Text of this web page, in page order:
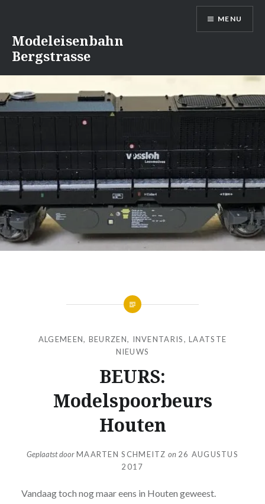
inhoud
springen
Modeleisenbahn
Bergstrasse
MENU
ALGEMEEN, BEURZEN, INVENTARIS,LAATSTE
NIEUWS
BEURS:
Modelspoorbeurs
Houten
Geplaatst doorMAARTEN SCHMEITZ on 26 AUGUSTUS
2017
Vandaag toch nog maar eens in Houten geweest.